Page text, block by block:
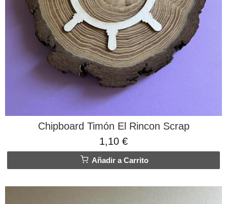
Chipboard Timón El Rincon Scrap
1,10 €
Añadir a Carrito